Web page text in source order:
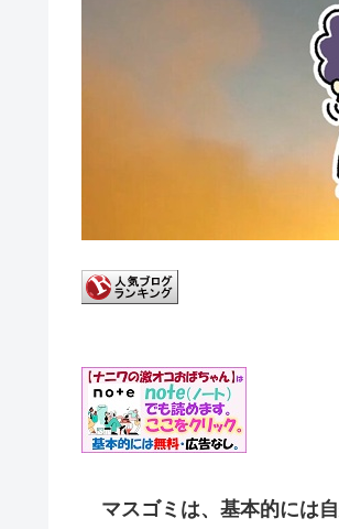
マスゴミは、基本的には